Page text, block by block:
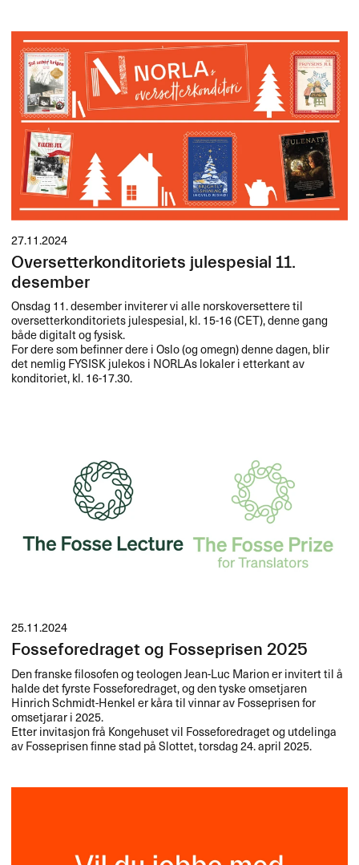
27.11.2024
Oversetterkonditoriets julespesial 11.
desember
Onsdag 11. desember inviterer vi alle norskoversettere til
oversetterkonditoriets julespesial, kl. 15-16 (CET), denne gang
både digitalt og fysisk.
For dere som befinner dere i Oslo (og omegn) denne dagen, blir
det nemlig FYSISKjulekos i NORLAs lokaler i etterkant av
konditoriet, kl. 16-17.30.
25.11.2024
Fosseforedraget og Fosseprisen 2025
Den franske filosofen og teologen Jean-Luc Marion er invitert til å
halde det fyrste Fosseforedraget, og den tyske omsetjaren
Hinrich Schmidt-Henkel er kåra til vinnar av Fosseprisen for
omsetjarar i 2025.
Etter invitasjon frå Kongehuset vil Fosseforedraget og utdelinga
av Fosseprisen finne stad på Slottet, torsdag 24. april 2025.